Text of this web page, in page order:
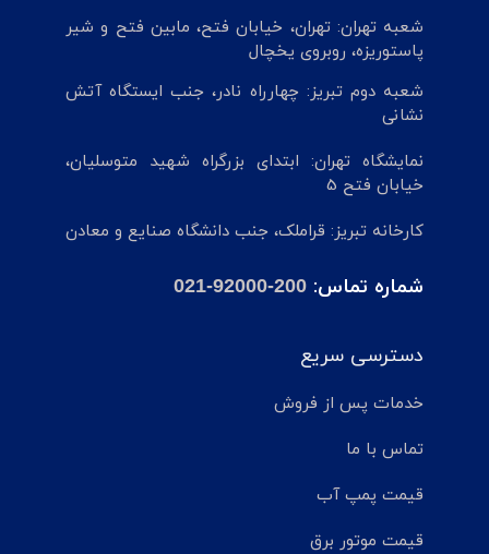
شعبه تهران: تهران، خیابان فتح، مابین فتح و شیر
پاستوریزه، روبروی یخچال
شعبه دوم تبریز: چهارراه نادر، جنب ایستگاه آتش
نشانی
نمایشگاه تهران: ابتدای بزرگراه شهید متوسلیان،
خیابان فتح 5
کارخانه تبریز: قراملک، جنب دانشگاه صنایع و معادن
شماره تماس: 021-92000-200
دسترسی سریع
خدمات پس از فروش
تماس با ما
قیمت پمپ آب
قیمت موتور برق